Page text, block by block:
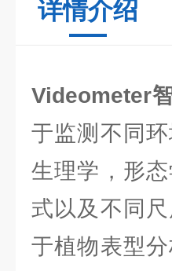
详情介绍
Videometer
于监测不同
生理学，形
式以及不同
于植物表型